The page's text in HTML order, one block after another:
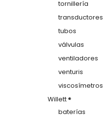
tornillería
transductores
tubos
válvulas
ventiladores
venturis
viscosímetros
Willett ®
baterías